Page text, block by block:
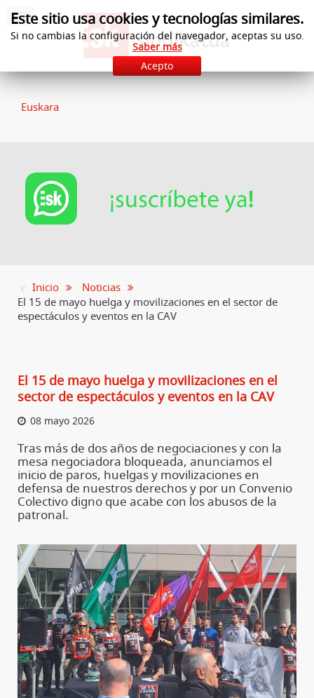
Euskara
Inicio
Noticias
El 15 de mayo huelga y movilizaciones en el sector de
espectáculos y eventos en la CAV
El 15 de mayo huelga y movilizaciones en el
sector de espectáculos y eventos en la CAV
08 mayo 2026
Tras más de dos años de negociaciones y con la
mesa negociadora bloqueada, anunciamos el
inicio de paros, huelgas y movilizaciones en
defensa de nuestros derechos y por un Convenio
Colectivo digno que acabe con los abusos de la
patronal.
Este sitio usa cookies y tecnologías similares.
Si no cambias la configuración del navegador, aceptas su uso.
Saber más
Acepto